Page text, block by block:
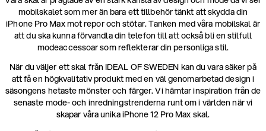
mobilskalet som mer än bara ett tillbehör tänkt att skydda din
iPhone Pro Max mot repor och stötar. Tanken med våra mobilskal är
att du ska kunna förvandla din telefon till att också bli en stilfull
modeaccessoar som reflekterar din personliga stil.
När du väljer ett skal från IDEAL OF SWEDEN kan du vara säker på
att få en högkvalitativ produkt med en väl genomarbetad design i
säsongens hetaste mönster och färger. Vi hämtar inspiration från de
senaste mode- och inredningstrenderna runt om i världen när vi
skapar våra unika iPhone 12 Pro Max skal.